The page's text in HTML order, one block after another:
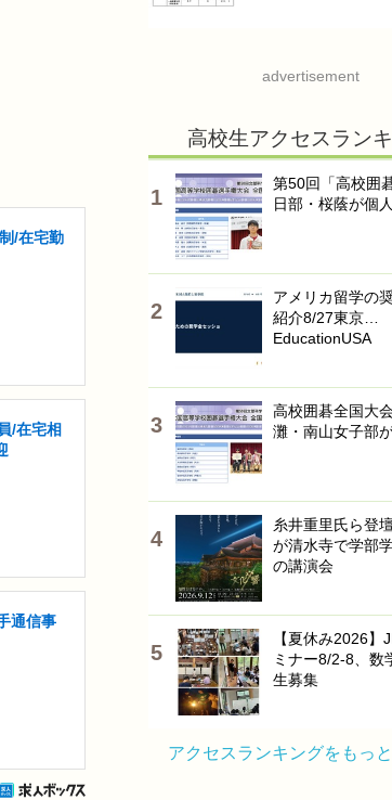
/在宅勤
/在宅相
通信事
advertisement
高校生アクセスラン
第50回「高校囲
日部・桜蔭が個
アメリカ留学の
紹介8/27東京…
EducationUSA
高校囲碁全国大
灘・南山女子部
糸井重里氏ら登
が清水寺で学部
の講演会
【夏休み2026】
ミナー8/2-8、数
生募集
アクセスランキングをもっ